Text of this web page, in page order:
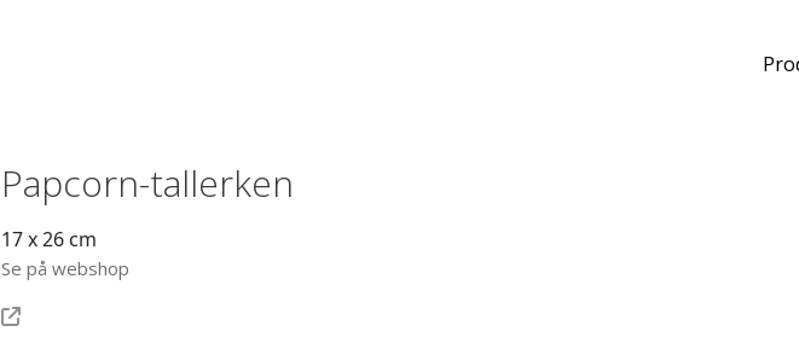
Papcorn-tallerken
17 x 26 cm
Se på webshop